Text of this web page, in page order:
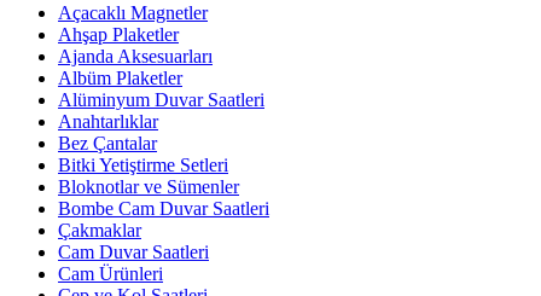
Açacaklı Magnetler
Ahşap Plaketler
Ajanda Aksesuarları
Albüm Plaketler
Alüminyum Duvar Saatleri
Anahtarlıklar
Bez Çantalar
Bitki Yetiştirme Setleri
Bloknotlar ve Sümenler
Bombe Cam Duvar Saatleri
Çakmaklar
Cam Duvar Saatleri
Cam Ürünleri